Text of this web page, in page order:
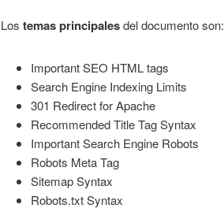
Lostemas principalesdel documento son:
Important SEO HTML tags
Search Engine Indexing Limits
301 Redirect for Apache
Recommended Title Tag Syntax
Important Search Engine Robots
Robots Meta Tag
Sitemap Syntax
Robots.txt Syntax